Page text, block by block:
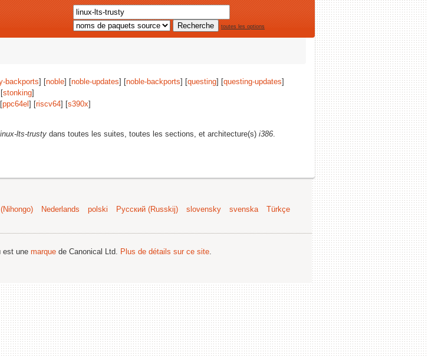
toutes les options
backports] [noble] [noble-updates] [noble-backports] [questing] [questing-updates]
stonking]
ppc64el ] [riscv64] [s390x]
lts-trusty dans toutes les suites, toutes les sections, et architecture(s) i386.
Nederlands polski Русский (Russkij) slovensky svenska
Türkçe
est une marque de Canonical Ltd. Plus de détails sur ce site.